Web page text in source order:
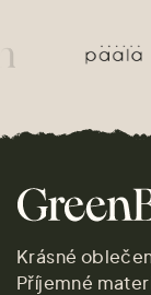
Krásné
Příjemné